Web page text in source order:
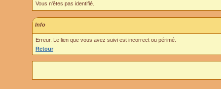
Vous n'êtes pas identifié.
Info
Erreur. Le lien que vous avez suivi est incorrect ou périmé.
Retour